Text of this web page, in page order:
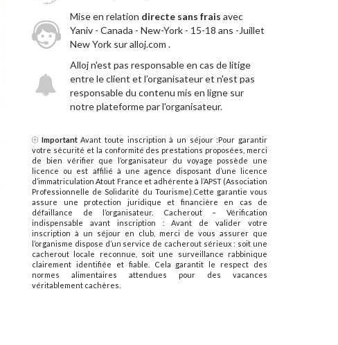
Mise en relation directe sans frais avec
Yaniv - Canada - New-York - 15-18 ans -Juillet
New York sur alloj.com .
Alloj n'est pas responsable en cas de litige
entre le client et l’organisateur et n'est pas
responsable du contenu mis en ligne sur
notre plateforme par l'organisateur.
ImportantAvant toute inscription à un séjour :Pour garantir
votre sécurité et la conformité des prestations proposées, merci
de bien vérifier que l’organisateur du voyage possède une
licence ou est affilié à une agence disposant d’une licence
d’immatriculation Atout France et adhérente à l’APST (Association
Professionnelle de Solidarité du Tourisme).Cette garantie vous
assure une protection juridique et financière en cas de
défaillance de l’organisateur. Cacherout – Vérification
indispensable avant inscription : Avant de valider votre
inscription à un séjour en club, merci de vous assurer que
l’organisme dispose d’un service de cacherout sérieux : soit une
cacherout locale reconnue, soit une surveillance rabbinique
clairement identifiée et fiable. Cela garantit le respect des
normes alimentaires attendues pour des vacances
véritablement cachères.